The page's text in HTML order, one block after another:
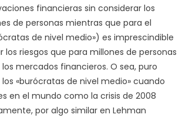
financieras sin considerar los
de personas mientras que para el
de nivel medio») es imprescindible
los riesgos que para millones de personas
mercados financieros. O sea, puro
«burócratas de nivel medio» cuando
en el mundo como la crisis de 2008
por algo similar en Lehman